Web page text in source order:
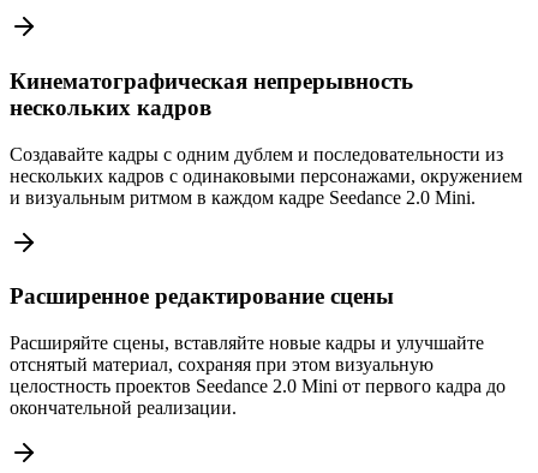
Кинематографическая непрерывность
нескольких кадров
Создавайте кадры с одним дублем и последовательности из
нескольких кадров с одинаковыми персонажами, окружением
и визуальным ритмом в каждом кадре Seedance 2.0 Mini.
Расширенное редактирование сцены
Расширяйте сцены, вставляйте новые кадры и улучшайте
отснятый материал, сохраняя при этом визуальную
целостность проектов Seedance 2.0 Mini от первого кадра до
окончательной реализации.